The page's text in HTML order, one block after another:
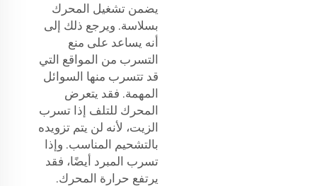
يضمن تشغيل المحرك
بسلاسة. ويرجع ذلك إلى
أنه يساعد على منع
التسرب من المواقع التي
قد تتسرب منها السوائل
المهمة. فقد يتعرض
المحرك للتلف إذا تسرب
الزيت، لأنه لن يتم تزويده
بالتشحيم المناسب. وإذا
تسرب المبرد أيضًا، فقد
يرتفع حرارة المحرك.